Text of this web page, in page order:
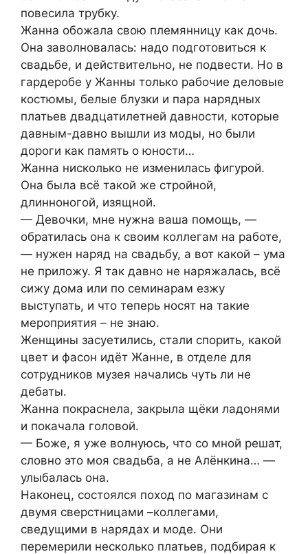
повесила трубку.
Жанна обожала свою племянницу как дочь.
Она заволновалась: надо подготовиться к
свадьбе, и действительно, не подвести. Но в
гардеробе у Жанны только рабочие деловые
костюмы, белые блузки и пара нарядных
платьев двадцатилетней давности, которые
давным-давно вышли из моды, но были
дороги как память о юности…
Жанна нисколько не изменилась фигурой.
Она была всё такой же стройной,
длинноногой, изящной.
— Девочки, мне нужна ваша помощь, —
обратилась она к своим коллегам на работе,
— нужен наряд на свадьбу, а вот какой – ума
не приложу. Я так давно не наряжалась, всё
сижу дома или по семинарам езжу
выступать, и что теперь носят на такие
мероприятия – не знаю.
Женщины засуетились, стали спорить, какой
цвет и фасон идёт Жанне, в отделе для
сотрудников музея начались чуть ли не
дебаты.
Жанна покраснела, закрыла щёки ладонями
и покачала головой.
— Боже, я уже волнуюсь, что со мной решат,
словно это моя свадьба, а не Алёнкина… —
улыбалась она.
Наконец, состоялся поход по магазинам с
двумя сверстницами –коллегами,
сведущими в нарядах и моде. Они
перемерили несколько платьев, подбирая к